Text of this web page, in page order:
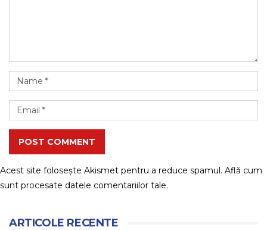
POST COMMENT
Acest site folosește Akismet pentru a reduce spamul. Află cum
sunt procesate datele comentariilor tale.
ARTICOLE RECENTE